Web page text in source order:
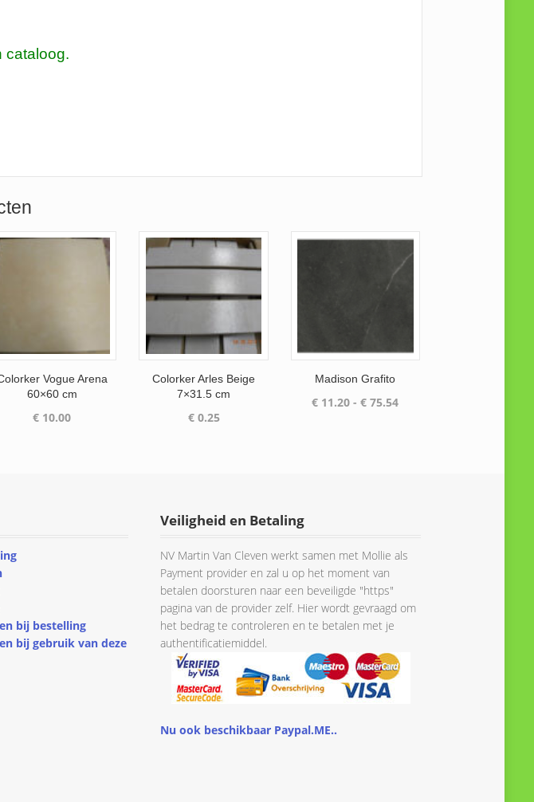
cataloog.
Vogue Arena
60×60 cm
€ 10.00
Colorker Arles Beige
7×31.5 cm
€0.25
Madison Grafito
€ 11.20 - € 75.54Prijsklasse:
bij bestelling
bij gebruik van deze
Veiligheid en Betaling
NV Martin Van Cleven werkt samen met Mollie als
Payment provider en zal u op het moment van
betalen doorsturen naar een beveiligde "https"
pagina van de provider zelf. Hier wordt gevraagd om
het bedrag te controleren en te betalen met je
authentificatiemiddel.
Nu ook beschikbaar Paypal.ME..